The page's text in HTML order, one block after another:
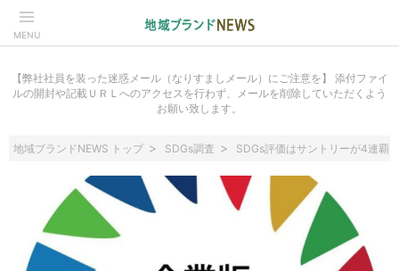
MENU
【弊社社員を装った迷惑メール（なりすましメール）にご注意を】 添付ファイ
ルの開封や記載ＵＲＬへのアクセスを行わず、メールを削除していただくよう
お願い致します。
地域ブランドNEWS トップ SDGs調査 SDGs評価はサントリーが4連覇